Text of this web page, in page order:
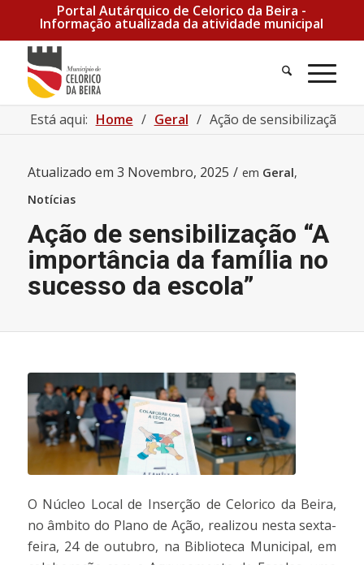
Portal Autárquico de Celorico da Beira -
Informação atualizada da atividade municipal
Pesquisa
Está aqui: Home / Geral / Ação de sensibilização
Atualizado em 3 Novembro, 2025 / em Geral,
Notícias
Ação de sensibilização “A
importância da família no
sucesso da escola”
O Núcleo Local de Inserção de Celorico da Beira,
no âmbito do Plano de Ação, realizou nesta sexta-
feira, 24 de outubro, na Biblioteca Municipal, em